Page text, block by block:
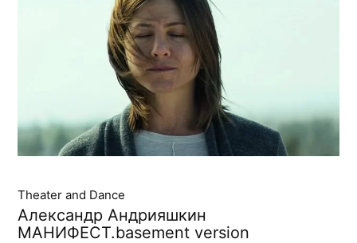
Theater and Dance
Александр Андрияшкин
МАНИФЕСТ.basement version